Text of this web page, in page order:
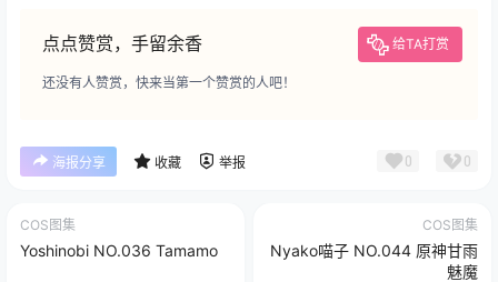
点点赞赏，手留余香 给TA打赏
还没有人赞赏，快来当第一个赞赏的人吧！
海报分享 收藏 举报 0 0
COS图集
Yoshinobi NO.036 Tamamo
COS图集
Nyako喵子 NO.044 原神甘雨
魅魔